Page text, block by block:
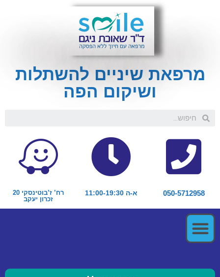
מרפאת שיניים להשתלות
ושיקום הפה
050-5712958 א-ה 11:00-19:30
רח’ ז’בוטינסקי 20
זכרון יעקב